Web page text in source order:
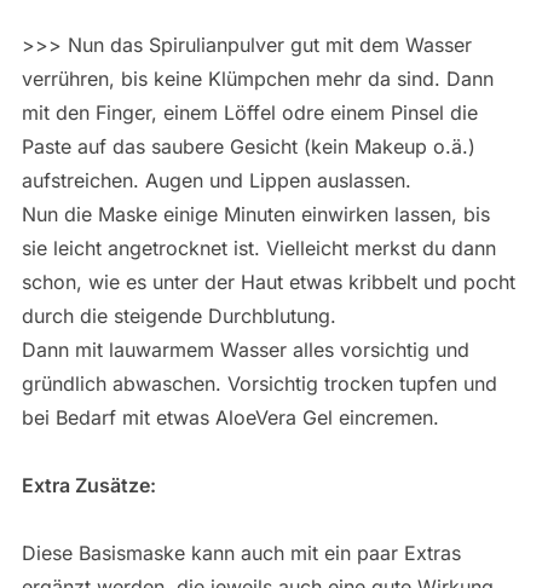
>>> Nun das Spirulianpulver gut mit dem Wasser
verrühren, bis keine Klümpchen mehr da sind. Dann
mit den Finger, einem Löffel odre einem Pinsel die
Paste auf das saubere Gesicht (kein Makeup o.ä.)
aufstreichen. Augen und Lippen auslassen.
Nun die Maske einige Minuten einwirken lassen, bis
sie leicht angetrocknet ist. Vielleicht merkst du dann
schon, wie es unter der Haut etwas kribbelt und pocht
durch die steigende Durchblutung.
Dann mit lauwarmem Wasser alles vorsichtig und
gründlich abwaschen. Vorsichtig trocken tupfen und
bei Bedarf mit etwas AloeVera Gel eincremen.
Extra Zusätze:
Diese Basismaske kann auch mit ein paar Extras